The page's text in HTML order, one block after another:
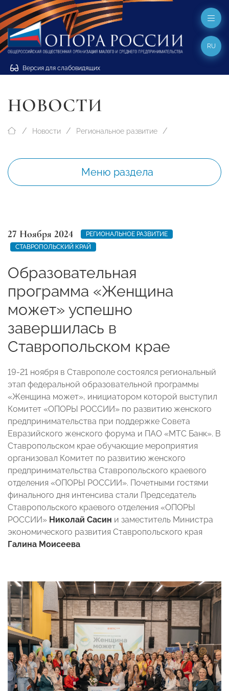
Версия для слабовидящих
RU
НОВОСТИ
Новости Региональное развитие
Меню раздела
27 Ноября 2024
РЕГИОНАЛЬНОЕ РАЗВИТИЕ
СТАВРОПОЛЬСКИЙ КРАЙ
Образовательная
программа «Женщина
может» успешно
завершилась в
Ставропольском крае
19-21 ноября в Ставрополе состоялся региональный
этап федеральной образовательной программы
«Женщина может», инициатором которой выступил
Комитет «ОПОРЫ РОССИИ» по развитию женского
предпринимательства при поддержке Совета
Евразийского женского форума и ПАО «МТС Банк». В
Ставропольском крае обучающие мероприятия
организовал Комитет по развитию женского
предпринимательства Ставропольского краевого
отделения «ОПОРЫ РОССИИ». Почетными гостями
финального дня интенсива стали Председатель
Ставропольского краевого отделения «ОПОРЫ
РОССИИ» Николай Сасин и заместитель Министра
экономического развития Ставропольского края
Галина Моисеева